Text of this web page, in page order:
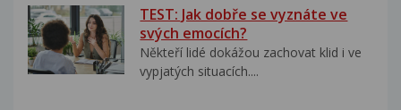
TEST: Jak dobře se vyznáte ve
svých emocích?
Někteří lidé dokážou zachovat klid i ve
vypjatých situacích....